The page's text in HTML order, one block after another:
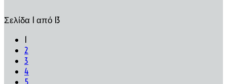
Σελίδα 1 από 13
1
2
3
4
5